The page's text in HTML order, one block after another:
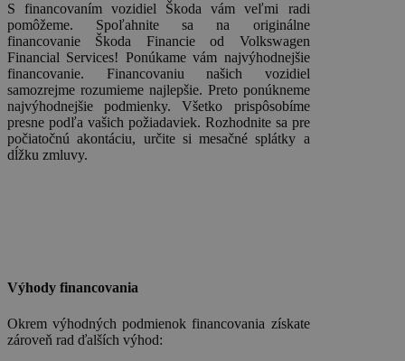
S financovaním vozidiel Škoda vám veľmi radi
pomôžeme. Spoľahnite sa na originálne
financovanie Škoda Financie od Volkswagen
Financial Services! Ponúkame vám najvýhodnejšie
financovanie. Financovaniu našich vozidiel
samozrejme rozumieme najlepšie. Preto ponúkneme
najvýhodnejšie podmienky. Všetko prispôsobíme
presne podľa vašich požiadaviek. Rozhodnite sa pre
počiatočnú akontáciu, určite si mesačné splátky a
dĺžku zmluvy.
Výhody financovania
Okrem výhodných podmienok financovania získate
zároveň rad ďalších výhod: